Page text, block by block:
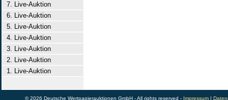
7. Live-Auktion
6. Live-Auktion
5. Live-Auktion
4. Live-Auktion
3. Live-Auktion
2. Live-Auktion
1. Live-Auktion
© 2026 Deutsche Wertpapierauktionen GmbH - All rights reserved - Impressum|